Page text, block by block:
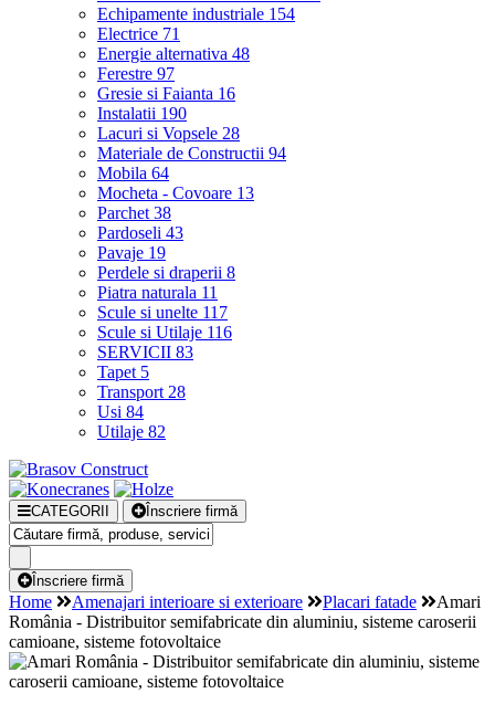
Echipamente industriale 154
Electrice 71
Energie alternativa 48
Ferestre 97
Gresie si Faianta 16
Instalatii 190
Lacuri si Vopsele 28
Materiale de Constructii 94
Mobila 64
Mocheta - Covoare 13
Parchet 38
Pardoseli 43
Pavaje 19
Perdele si draperii 8
Piatra naturala 11
Scule si unelte 117
Scule si Utilaje 116
SERVICII 83
Tapet 5
Transport 28
Usi 84
Utilaje 82
CATEGORII Înscriere firmă
Înscriere firmă
Home Amenajari interioare si exterioare Placari fatade
Amari
România - Distribuitor semifabricate din aluminiu, sisteme caroserii
camioane, sisteme fotovoltaice